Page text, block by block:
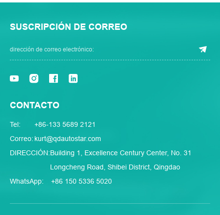
SUSCRIPCIÓN DE CORREO
CONTACTO
Tel:
+86-133 5689 2121
Correo: kurt@qdautostar.com
DIRECCIÓN:Building 1, Excellence Century Center, No. 31
Longcheng Road, Shibei District, Qingdao
WhatsApp:
+86 150 5336 5020